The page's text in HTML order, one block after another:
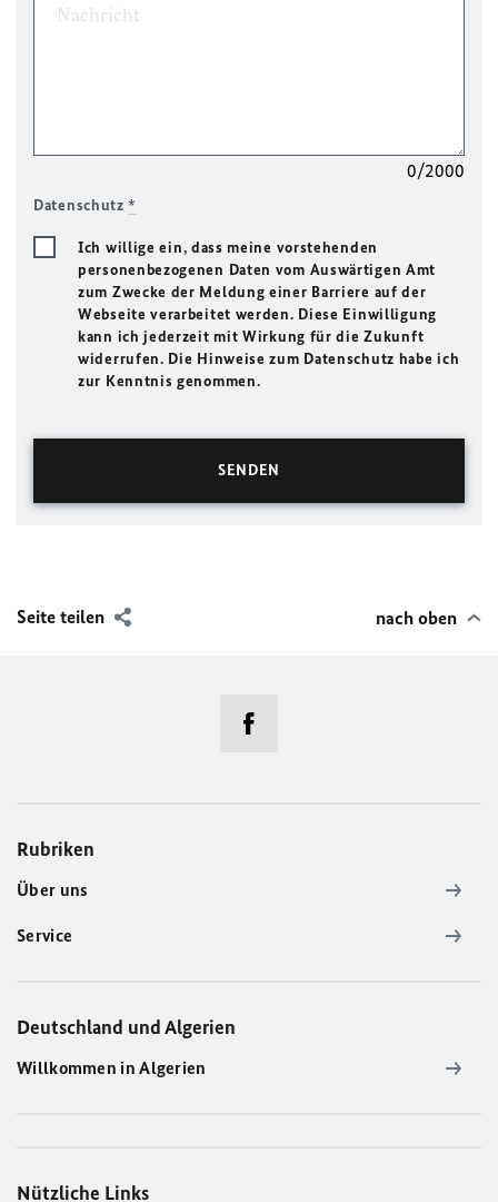
0/2000
Datenschutz*
Ich willige ein, dass meine vorstehenden
personenbezogenen Daten vom Auswärtigen Amt
zum Zwecke der Meldung einer Barriere auf der
Webseite verarbeitet werden. Diese Einwilligung
kann ich jederzeit mit Wirkung für die Zukunft
widerrufen. Die Hinweise zum Datenschutz habe ich
zur Kenntnis genommen.
Seite teilen nach oben
Rubriken
Über uns
Service
Deutschland und Algerien
Willkommen in Algerien
Nützliche Links